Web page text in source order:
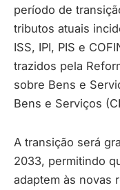
período de
tributos atuais
ISS, IPI, PIS e
trazidos pela
sobre Bens e
Bens e Serviços
A transição será
2033, permitindo
adaptem às novas